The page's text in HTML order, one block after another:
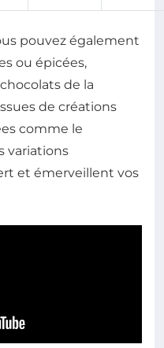
pouvez également
ou épicées,
de la
de créations
comme le
variations
et émerveillent vos